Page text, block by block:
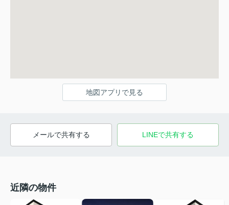
地図アプリで見る
メールで共有する LINEで共有する
近隣の物件